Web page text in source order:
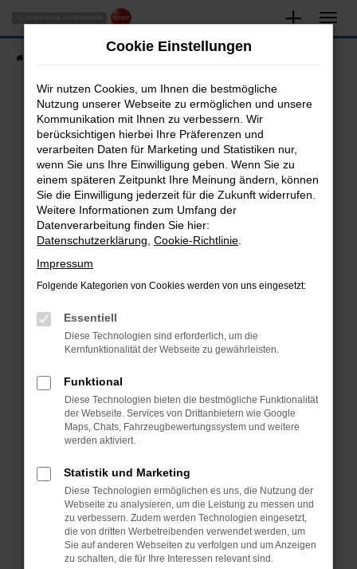
Zum
Hauptinhalt
springen
Fahrzeugsuche
Fehler: Network Error
Beim Laden ist ein Fehler aufgetreten.
Hier sind ein paar Tipps, die dir helfen können:
Überprüfe deine Firewall und deine
Internetverbindung.
Laden andere Webseiten, zum Beispiel deine
Suchmaschine?
Prüfe deine Browsererweiterungen.
können das Laden bestimmter Seiten
verhindern. Funktioniert die Seite in einem
anderen Browser oder in einem privaten
Starte dein Gerät neu.
Das kann manchmal helfen, vorübergehende
Probleme zu beheben.
Betriebssystem auf dem neuesten Stand
sind.
Veraltete Software birgt nicht nur ein
Sicherheitsrisiko, sondern kann auch dazu
führen, dass bestimmte Funktionen nicht mehr
unterstützt werden.
Cookie Einstellungen
Wir nutzen Cookies, um Ihnen die bestmögliche
Nutzung unserer Webseite zu ermöglichen und unsere
Kommunikation mit Ihnen zu verbessern. Wir
berücksichtigen hierbei Ihre Präferenzen und
verarbeiten Daten für Marketing und Statistiken nur,
wenn Sie uns Ihre Einwilligung geben. Wenn Sie zu
einem späteren Zeitpunkt Ihre Meinung ändern, können
Sie die Einwilligung jederzeit für die Zukunft widerrufen.
Weitere Informationen zum Umfang der
Datenverarbeitung finden Sie hier:
Datenschutzerklärung Cookie-Richtlinie
Impressum
Folgende Kategorien von Cookies werden von uns eingesetzt:
Essentiell
Diese Technologien sind erforderlich, um die
Kernfunktionalität der Webseite zu gewährleisten.
Funktional
Diese Technologien bieten die bestmögliche Funktionalität
der Webseite. Services von Drittanbietern wie Google
Maps, Chats, Fahrzeugbewertungssystem und weitere
werden aktiviert.
Statistik und Marketing
Diese Technologien ermöglichen es uns, die Nutzung der
Webseite zu analysieren, um die Leistung zu messen und
zu verbessern. Zudem werden Technologien eingesetzt,
die von dritten Werbetreibenden verwendet werden, um
Sie auf anderen Webseiten zu verfolgen und um Anzeigen
zu schalten, die für Ihre Interessen relevant sind.